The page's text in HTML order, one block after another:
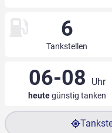
6
Tankstellen
06-08 Uhr
heutegünstig tanken